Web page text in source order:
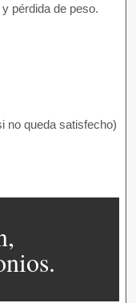
pérdida de peso.
no queda satisfecho)